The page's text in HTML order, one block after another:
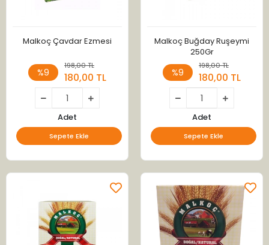
Malkoç Çavdar Ezmesi
%9
198,00 TL
180,00 TL
Adet
Sepete Ekle
Malkoç Buğday Ruşeymi
250Gr
%9
198,00 TL
180,00 TL
Adet
Sepete Ekle